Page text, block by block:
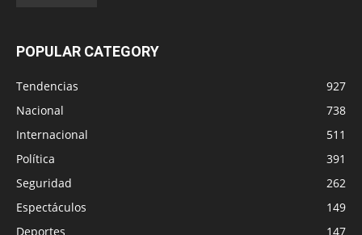
POPULAR CATEGORY
Tendencias
927
Nacional
738
Internacional
511
Política
391
Seguridad
262
Espectáculos
149
Deportes
147